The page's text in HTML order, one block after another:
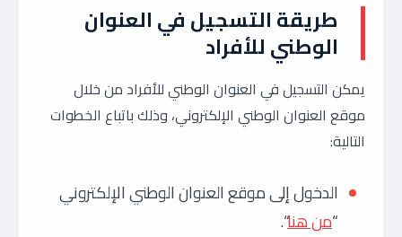
طريقة التسجيل في العنوان
الوطني للأفراد
يمكن التسجيل في العنوان الوطني للأفراد من خلال
موقع العنوان الوطني الإلكتروني، وذلك باتباع الخطوات
التالية:
الدخول إلى موقع العنوان الوطني الإلكتروني
“من هنا“.